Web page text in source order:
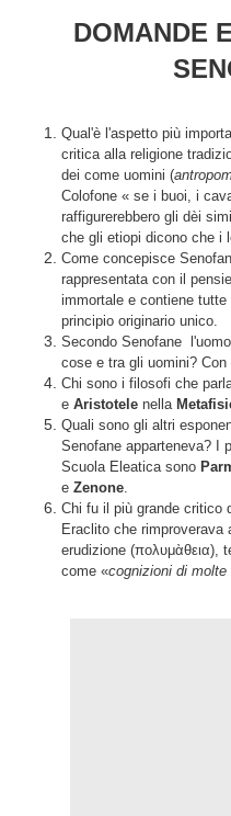
DOMANDE
Qual'è l'aspetto più
critica alla religione
dei come uomini (
Colofone « se i buoi, i
raffigurerebbero gli dèi
che gli etiopi dicono che i
Come concepisce
rappresentata con il
immortale e contiene
principio originario unico.
Secondo Senofane
cose e tra gli uomini?
Chi sono i filosofi che
e Aristotele nella
Quali sono gli altri
Senofane apparteneva? I
Scuola Eleatica sono
e Zenone.
Chi fu il più grande critico
Eraclito che rimproverava
erudizione (πολυμὰθεια),
come «cognizioni di molte